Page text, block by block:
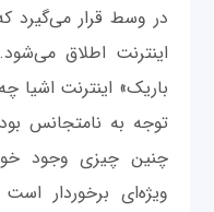
در وسط قرار می‌گیرد
اینترنت اطلاق
باریک» اینترنت
توجه به نامتجانس
چنین چیزی وجود
ویژه‌ای برخوردار